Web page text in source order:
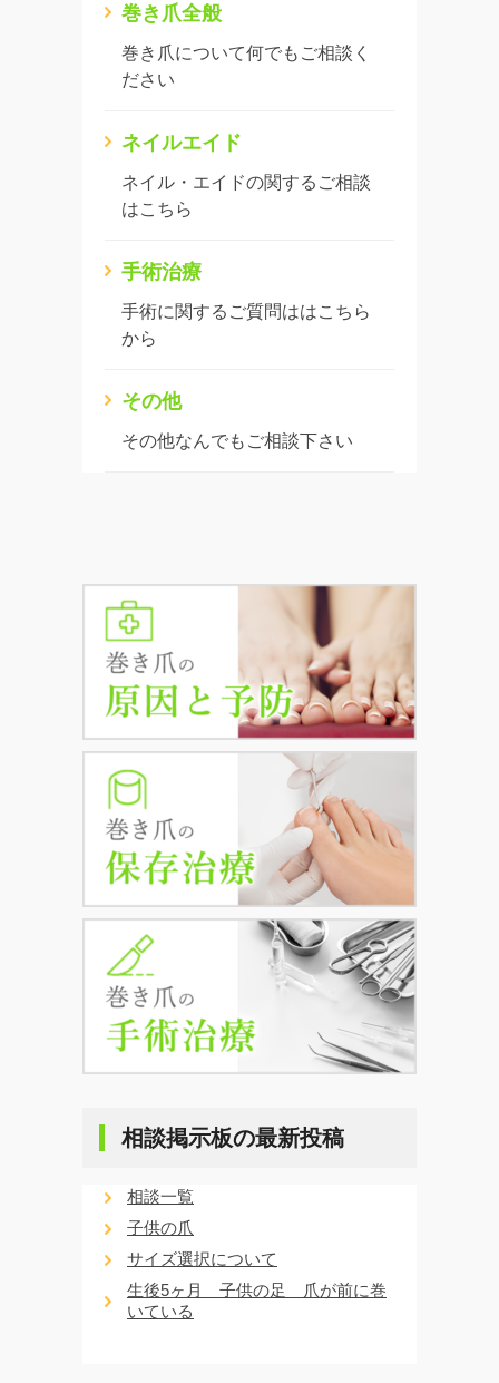
巻き爪全般
巻き爪について何でもご相談く
ださい
ネイルエイド
ネイル・エイドの関するご相談
はこちら
手術治療
手術に関するご質問ははこちら
から
その他
その他なんでもご相談下さい
相談掲示板の最新投稿
相談一覧
子供の爪
サイズ選択について
生後5ヶ月 子供の足 爪が前に巻
いている